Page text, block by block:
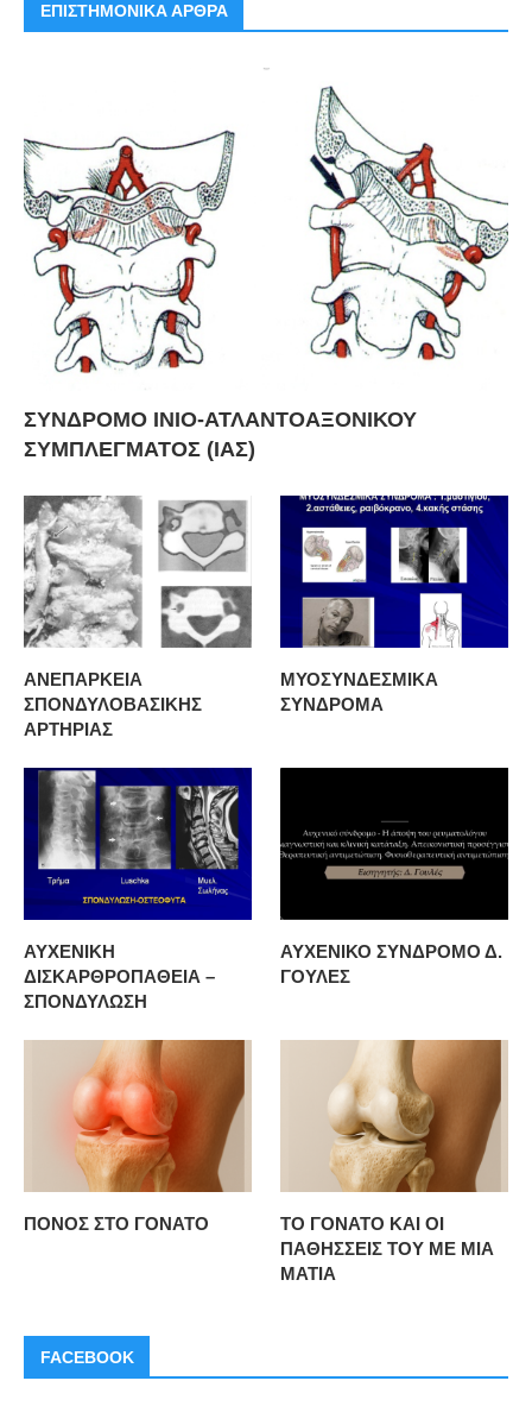
ΕΠΙΣΤΗΜΟΝΙΚΑ ΑΡΘΡΑ
ΣΥΝΔΡΟΜΟ ΙΝΙΟ-ΑΤΛΑΝΤΟΑΞΟΝΙΚΟΥ
ΣΥΜΠΛΕΓΜΑΤΟΣ (ΙΑΣ)
ΑΝΕΠΑΡΚΕΙΑ
ΣΠΟΝΔΥΛΟΒΑΣΙΚΗΣ
ΑΡΤΗΡΙΑΣ
ΜΥΟΣΥΝΔΕΣΜΙΚΑ
ΣΥΝΔΡΟΜΑ
ΑΥΧΕΝΙΚΗ
ΔΙΣΚΑΡΘΡΟΠΑΘΕΙΑ –
ΣΠΟΝΔΥΛΩΣΗ
ΑΥΧΕΝΙΚΟ ΣΥΝΔΡΟΜΟ Δ.
ΓΟΥΛΕΣ
ΠΟΝΟΣ ΣΤΟ ΓΟΝΑΤΟ
ΤΟ ΓΟΝΑΤΟ ΚΑΙ ΟΙ
ΠΑΘΗΣΣΕΙΣ ΤΟΥ ΜΕ ΜΙΑ
ΜΑΤΙΑ
FACEBOOK